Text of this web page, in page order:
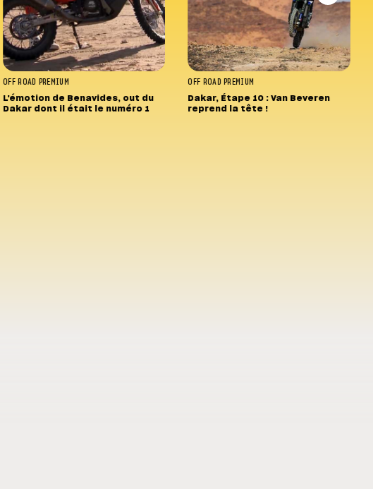
OFF ROAD PREMIUM
L'émotion de Benavides, out du
Dakar dont il était le numéro 1
OFF ROAD PREMIUM
Dakar, Étape 10 : Van Beveren
reprend la tête !